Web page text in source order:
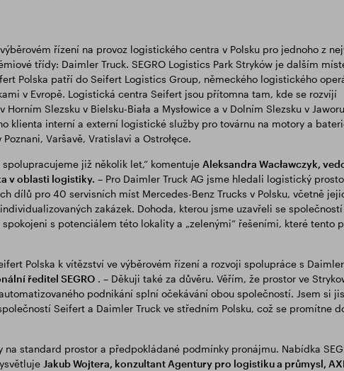
řízení na provoz logistického centra v Polsku pro jednoho z
třídy: Daimler Truck. SEGRO Logistics Park Stryków je dalším
Polska patří do Seifert Logistics Group, německého logistického
v Evropě. Logistická centra Seifert jsou přítomna tam, kde se rozvíjí
Slezsku v Bielsku-Biała a Mysłowice a v Dolním Slezsku v
klienta interní a externí logistické služby pro továrnu na motory a
Varšavě, Vratislavi a Ostrołęce.
spolupracujeme již několik let,“ komentuje Aleksandra Wacławczyk,
v oblasti logistiky. – Pro Daimler Truck AG jsme hledali logistický
dílů pro 40 servisních míst Mercedes-Benz Trucks v Polsku, včetně
zakázek. Dohoda, kterou jsme uzavřeli se společností
s potenciálem této lokality a „zelenými“ řešeními, které tento
Polska k vítězství ve výběrovém řízení a rozvoji spolupráce s
ředitel SEGRO. – Děkuji také za důvěru. Věřím, že prostor ve
podnikání splní očekávání obou společností. Jsem si
Seifert a Daimler Truck ve středním Polsku, což se promítne
na standard prostor a předpokládané podmínky pronájmu. Nabídka
Jakub Wojtera, konzultant Agentury pro logistiku a průmysl,